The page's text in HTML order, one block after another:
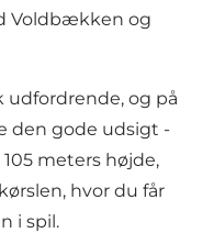
Voldbækken og
udfordrende, og på
den gode udsigt -
meters højde,
hvor du får
i spil.